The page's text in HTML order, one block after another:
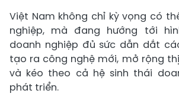
Việt Nam không chỉ kỳ vọng có
nghiệp, mà đang hướng tới
doanh nghiệp đủ sức dẫn dắt
tạo ra công nghệ mới, mở rộng
và kéo theo cả hệ sinh thái
phát triển.